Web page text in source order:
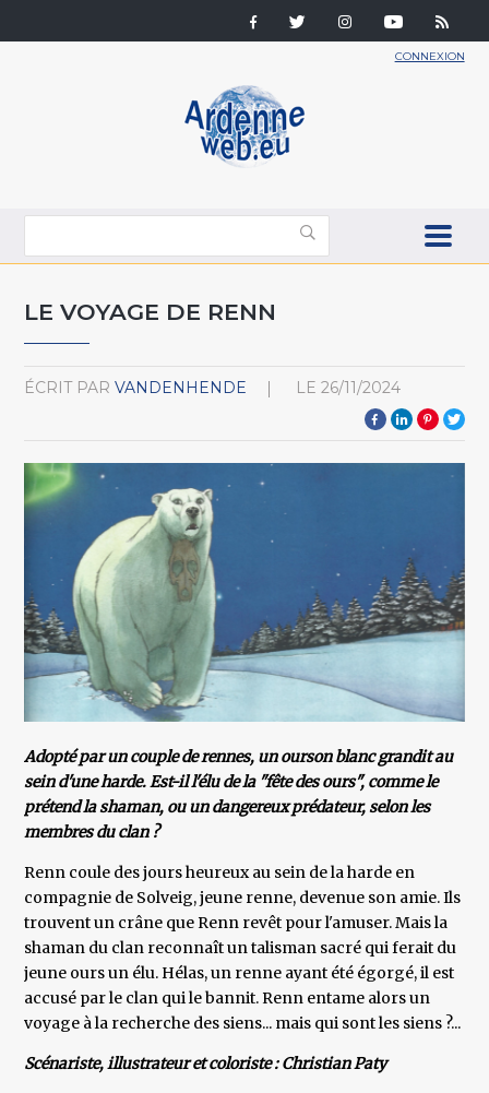
CONNEXION
LE VOYAGE DE RENN
ÉCRIT PAR VANDENHENDE LE 26/11/2024
Adopté par un couple de rennes, un ourson blanc grandit au
sein d'une harde. Est-il l'élu de la "fête des ours", comme le
prétend la shaman, ou un dangereux prédateur, selon les
membres du clan ?
Renn coule des jours heureux au sein de la harde en
compagnie de Solveig, jeune renne, devenue son amie. Ils
trouvent un crâne que Renn revêt pour l'amuser. Mais la
shaman du clan reconnaît un talisman sacré qui ferait du
jeune ours un élu. Hélas, un renne ayant été égorgé, il est
accusé par le clan qui le bannit. Renn entame alors un
voyage à la recherche des siens... mais qui sont les siens ?...
Scénariste, illustrateur et coloriste : Christian Paty